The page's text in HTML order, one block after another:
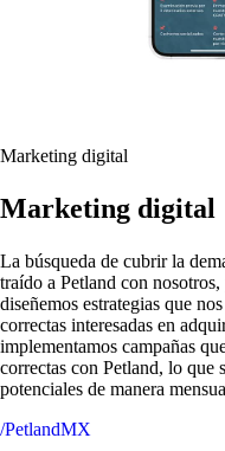
Marketing digital
Marketing digital
La búsqueda de cubrir la
traído a Petland con
diseñemos estrategias que
correctas interesadas en
implementamos campañas
correctas con Petland, lo que
potenciales de manera
/PetlandMX